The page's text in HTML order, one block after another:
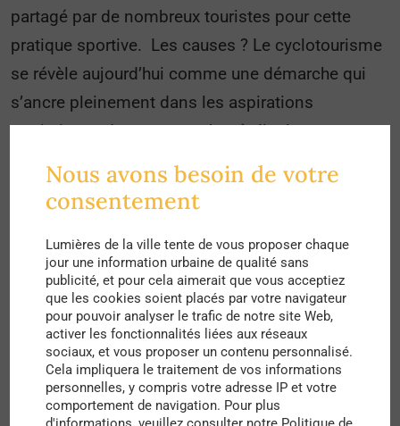
partagé par de nombreux touristes pour cette
pratique sportive. Les causes ? Le cyclotourisme
se révèle aujourd’hui comme une démarche qui
s’ancre pleinement dans les aspirations
touristiques du moment, c’est-à-dire la
territoire à un rythme lent, alliant ainsi écologie,
liberté et efforts physiques. Un succès d’ores et
déjà visible aujourd’hui selon l’enquête menée par
ADN Tourismequi révèle qu’en 2021 près d’un
français sur 4 est désormais davantage attiré par
un séjour en itinérance en vélo ou randonnée
pédestre.
Deuxième destination européenne de
Nous avons besoin de votre
consentement
Lumières de la ville tente de vous proposer chaque
jour une information urbaine de qualité sans
publicité, et pour cela aimerait que vous acceptiez
que les cookies soient placés par votre navigateur
pour pouvoir analyser le trafic de notre site Web,
activer les fonctionnalités liées aux réseaux
sociaux, et vous proposer un contenu personnalisé.
Cela impliquera le traitement de vos informations
personnelles, y compris votre adresse IP et votre
comportement de navigation. Pour plus